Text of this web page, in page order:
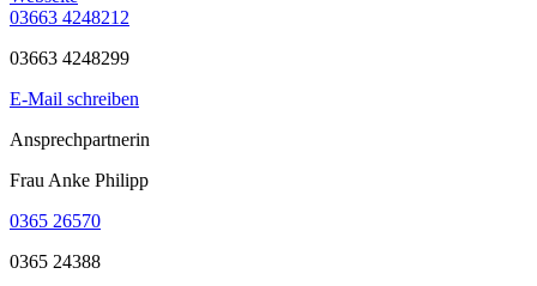
03663 4248212
03663 4248299
E-Mail schreiben
Ansprechpartnerin
Frau Anke Philipp
0365 26570
0365 24388